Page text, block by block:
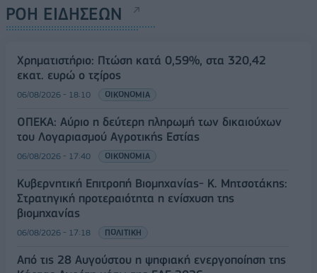
ΡΟΗ ΕΙΔΗΣΕΩΝ
Χρηματιστήριο: Πτώση κατά 0,59%, στα 320,42
εκατ. ευρώ ο τζίρος
06/08/2026 - 18:10 ΟΙΚΟΝΟΜΙΑ
ΟΠΕΚΑ: Αύριο η δεύτερη πληρωμή των δικαιούχων
του Λογαριασμού Αγροτικής Εστίας
06/08/2026 - 17:40 ΟΙΚΟΝΟΜΙΑ
Κυβερνητική Επιτροπή Βιομηχανίας- Κ. Μητσοτάκης:
Στρατηγική προτεραιότητα η ενίσχυση της
βιομηχανίας
06/08/2026 - 17:18 ΠΟΛΙΤΙΚΗ
Από τις 28 Αυγούστου η ψηφιακή ενεργοποίηση της